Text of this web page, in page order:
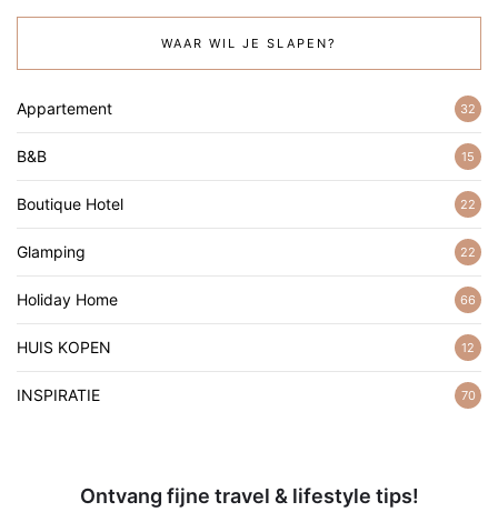
WAAR WIL JE SLAPEN?
Appartement 32
B&B 15
Boutique Hotel 22
Glamping 22
Holiday Home 66
HUIS KOPEN 12
INSPIRATIE 70
Ontvang fijne travel & lifestyle tips!